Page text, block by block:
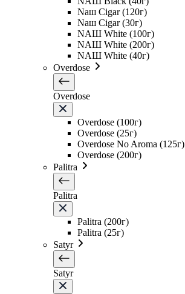
Naш Cigar (120г)
Naш Cigar (30г)
NAШ White (100г)
NAШ White (200г)
NAШ White (40г)
Overdose
Overdose
Overdose (100г)
Overdose (25г)
Overdose No Aroma (125г)
Overdose (200г)
Palitra
Palitra
Palitra (200г)
Palitra (25г)
Satyr
Satyr